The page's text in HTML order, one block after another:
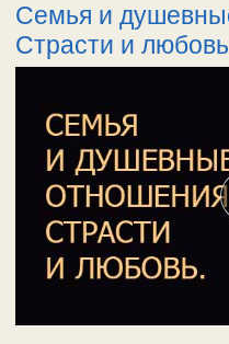
Семья и
Страсти и